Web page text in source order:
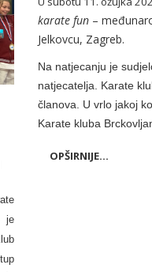
je
karate fun –
Jelkovcu, Zagreb.
Na natjecanju je
natjecatelja. Karate
članova. U vrlo jakoj
Karate kluba
OPŠIRNIJE...